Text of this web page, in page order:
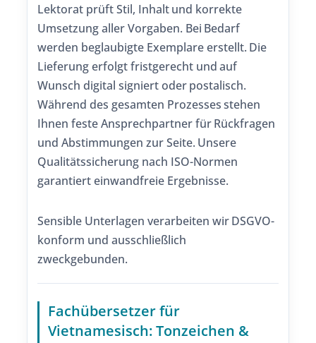
Lektorat prüft Stil, Inhalt und korrekte
Umsetzung aller Vorgaben. Bei Bedarf
werden beglaubigte Exemplare erstellt. Die
Lieferung erfolgt fristgerecht und auf
Wunsch digital signiert oder postalisch.
Während des gesamten Prozesses stehen
Ihnen feste Ansprechpartner für Rückfragen
und Abstimmungen zur Seite. Unsere
Qualitätssicherung nach ISO-Normen
garantiert einwandfreie Ergebnisse.
Sensible Unterlagen verarbeiten wir DSGVO-
konform und ausschließlich
zweckgebunden.
Fachübersetzer für
Vietnamesisch: Tonzeichen &